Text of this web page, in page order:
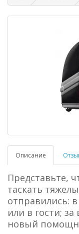
Описание
Представьте,
таскать
отправились:
или в гости;
новый